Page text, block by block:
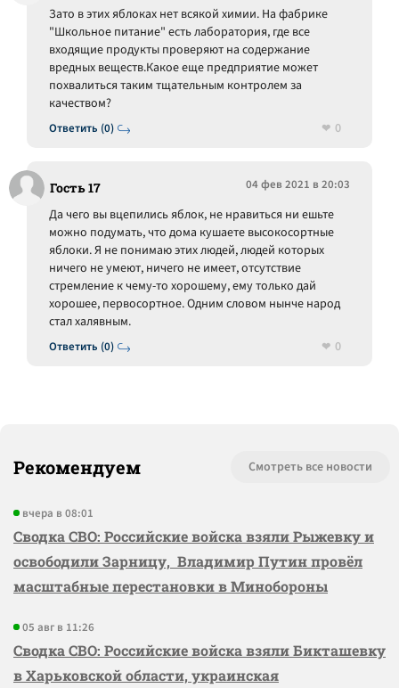
Ответить (0)
Зато в этих яблоках нет всякой химии. На фабрике
"Школьное питание" есть лаборатория, где все
входящие продукты проверяют на содержание
вредных веществ.Какое еще предприятие может
похвалиться таким тщательным контролем за
качеством?
0
Гость 17 04 фев 2021 в 20:03
Ответить (0)
Да чего вы вцепились яблок, не нравиться ни ешьте
можно подумать, что дома кушаете высокосортные
яблоки. Я не понимаю этих людей, людей которых
ничего не умеют, ничего не имеет, отсутствие
стремление к чему-то хорошему, ему только дай
хорошее, первосортное. Одним словом нынче народ
стал халявным.
0
Рекомендуем Смотреть все новости
вчера в 08:01
Сводка СВО: Российские войска взяли Рыжевку и
освободили Зарницу, Владимир Путин провёл
масштабные перестановки в Минобороны
05 авг в 11:26
Сводка СВО: Российские войска взяли Бикташевку
в Харьковской области, украинская